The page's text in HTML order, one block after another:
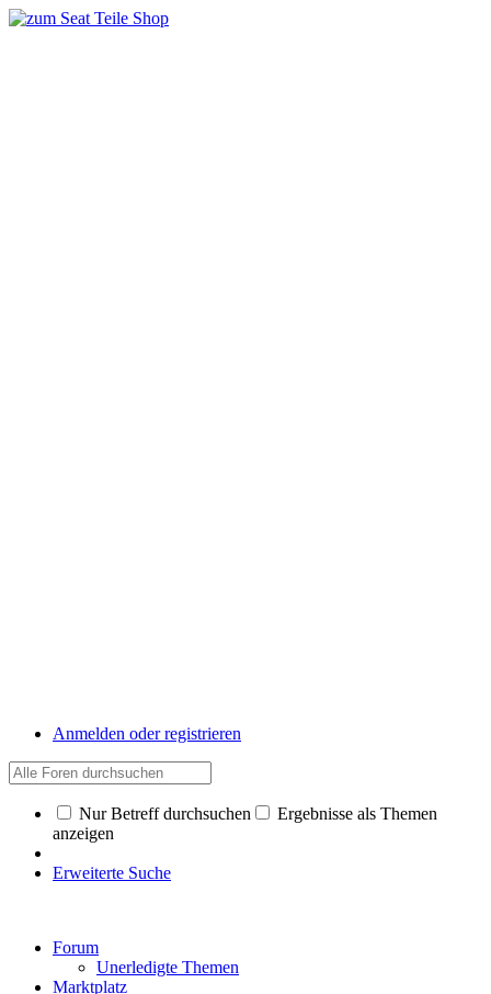
Anmelden oder registrieren
Nur Betreff durchsuchen
Ergebnisse als Themen
anzeigen
Erweiterte Suche
Forum
Unerledigte Themen
Marktplatz